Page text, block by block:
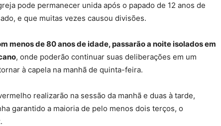
pode permanecer unida após o papado de 12 anos de
e que muitas vezes causou divisões.
menos de 80 anos de idade, passarão a noite isolados em
, onde poderão continuar suas deliberações em um
à capela na manhã de quinta-feira.
realizarão na sessão da manhã e duas à tarde,
garantido a maioria de pelo menos dois terços, o